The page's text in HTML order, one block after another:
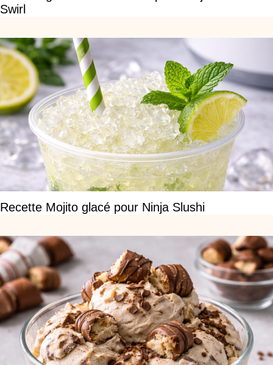
Swirl
Recette Mojito glacé pour Ninja Slushi